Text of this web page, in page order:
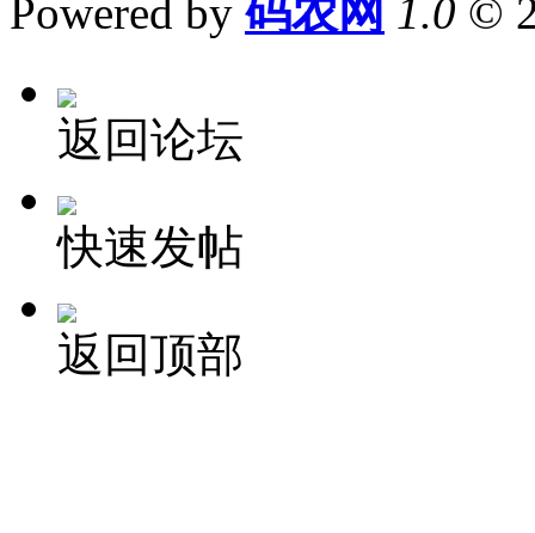
Powered by 码农网 1.0 ©
返回论坛
快速发帖
返回顶部